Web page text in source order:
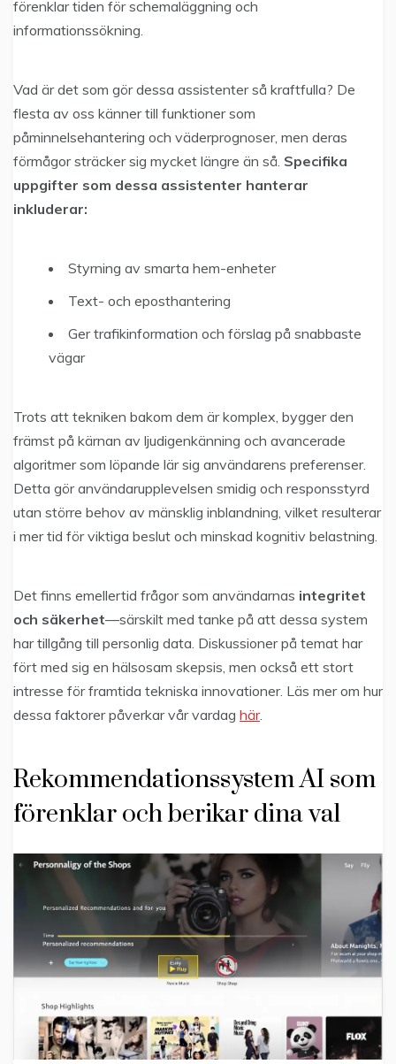
förenklar tiden för schemaläggning och
informationssökning.
Vad är det som gör dessa assistenter så kraftfulla? De
flesta av oss känner till funktioner som
påminnelsehantering och väderprognoser, men deras
förmågor sträcker sig mycket längre än så. Specifika
uppgifter som dessa assistenter hanterar
inkluderar:
Styrning av smarta hem-enheter
Text- och eposthantering
Ger trafikinformation och förslag på snabbaste
vägar
Trots att tekniken bakom dem är komplex, bygger den
främst på kärnan av ljudigenkänning och avancerade
algoritmer som löpande lär sig användarens preferenser.
Detta gör användarupplevelsen smidig och responsstyrd
utan större behov av mänsklig inblandning, vilket resulterar
i mer tid för viktiga beslut och minskad kognitiv belastning.
Det finns emellertid frågor som användarnas integritet
och säkerhet—särskilt med tanke på att dessa system
har tillgång till personlig data. Diskussioner på temat har
fört med sig en hälsosam skepsis, men också ett stort
intresse för framtida tekniska innovationer. Läs mer om hur
dessa faktorer påverkar vår vardag här.
Rekommendationssystem AI som
förenklar och berikar dina val